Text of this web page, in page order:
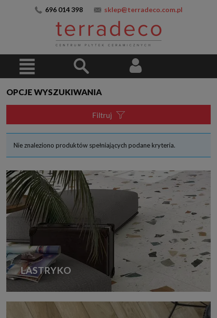
696 014 398 sklep@terradeco.com.pl
OPCJE WYSZUKIWANIA
Filtruj
Nie znaleziono produktów spełniających podane kryteria.
LASTRYKO